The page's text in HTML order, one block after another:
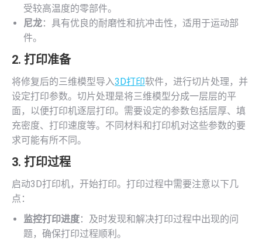
受较高温度的零部件。
尼龙：具有优良的耐磨性和抗冲击性，适用于运动部
件。
2. 打印准备
将修复后的三维模型导入3D打印软件，进行切片处理，并
设定打印参数。切片处理是将三维模型分成一层层的平
面，以便打印机逐层打印。需要设定的参数包括层厚、填
充密度、打印速度等。不同材料和打印机对这些参数的要
求可能有所不同。
3. 打印过程
启动3D打印机，开始打印。打印过程中需要注意以下几
点：
监控打印进度：及时发现和解决打印过程中出现的问
题，确保打印过程顺利。